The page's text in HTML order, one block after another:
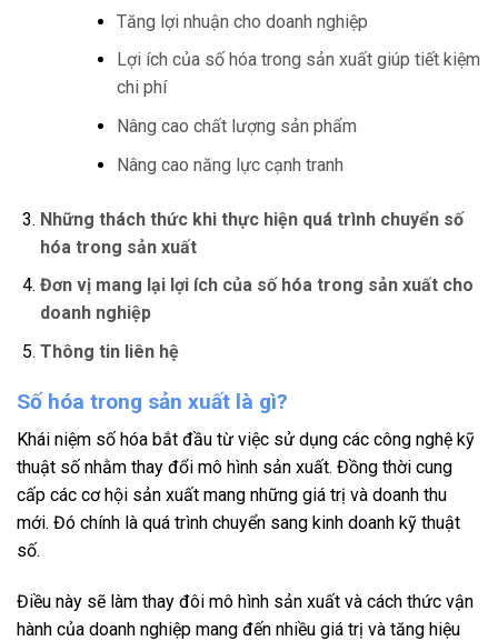
Tăng lợi nhuận cho doanh nghiệp
Lợi ích của số hóa trong sản xuất giúp tiết kiệm
chi phí
Nâng cao chất lượng sản phẩm
Nâng cao năng lực cạnh tranh
Những thách thức khi thực hiện quá trình chuyển số
hóa trong sản xuất
Đơn vị mang lại lợi ích của số hóa trong sản xuất cho
doanh nghiệp
Thông tin liên hệ
Số hóa trong sản xuất là gì?
Khái niệm số hóa bắt đầu từ việc sử dụng các công nghệ kỹ
thuật số nhằm thay đổi mô hình sản xuất. Đồng thời cung
cấp các cơ hội sản xuất mang những giá trị và doanh thu
mới. Đó chính là quá trình chuyển sang kinh doanh kỹ thuật
số.
Điều này sẽ làm thay đôi mô hình sản xuất và cách thức vận
hành của doanh nghiệp mang đến nhiều giá trị và tăng hiệu